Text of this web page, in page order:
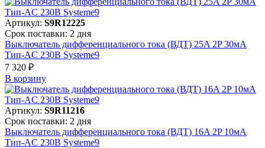
Артикул: S9R12225
Срок поставки: 2 дня
Выключатель дифференциального тока (ВДТ) 25A 2P 30мА
Тип-AC 230В Systeme9
7 320 ₽
В корзинy
Артикул: S9R11216
Срок поставки: 2 дня
Выключатель дифференциального тока (ВДТ) 16A 2P 10мА
Тип-AC 230В Systeme9